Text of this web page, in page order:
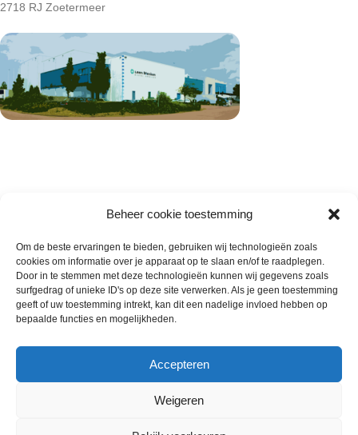
Beheer cookie toestemming
Om de beste ervaringen te bieden, gebruiken wij technologieën zoals
cookies om informatie over je apparaat op te slaan en/of te raadplegen.
Door in te stemmen met deze technologieën kunnen wij gegevens zoals
surfgedrag of unieke ID's op deze site verwerken. Als je geen toestemming
geeft of uw toestemming intrekt, kan dit een nadelige invloed hebben op
bepaalde functies en mogelijkheden.
Accepteren
Weigeren
2718 RJ Zoetermeer
Wie zijn wij
Contact met onze inkoop
Klantenservice
Annuleer & Retourbeleid
Horeca-Groothandel